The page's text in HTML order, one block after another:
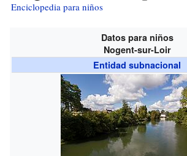
Enciclopedia para niños
Datos para niños
Nogent-sur-Loir
Entidad subnacional